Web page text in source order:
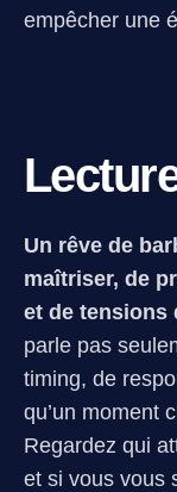
empêcher une
Un rêve de
maîtriser, de
et de tensions
parle pas
timing, de
qu’un moment
Regardez qui
et si vous vous